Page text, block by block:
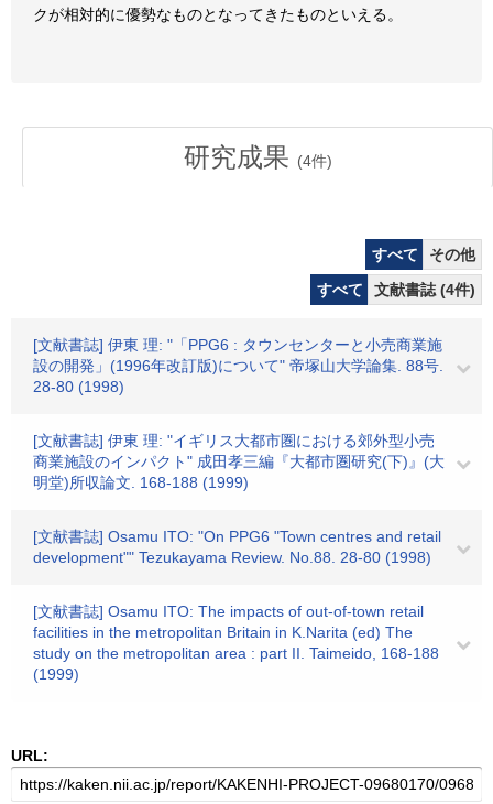
クが相対的に優勢なものとなってきたものといえる。
研究成果 (4件)
すべて
その他
すべて
文献書誌 (4件)
[文献書誌] 伊東 理: "「PPG6 : タウンセンターと小売商業施
設の開発」(1996年改訂版)について" 帝塚山大学論集. 88号.
28-80 (1998)
[文献書誌] 伊東 理: "イギリス大都市圏における郊外型小売
商業施設のインパクト" 成田孝三編『大都市圏研究(下)』(大
明堂)所収論文. 168-188 (1999)
[文献書誌] Osamu ITO: "On PPG6 "Town centres and retail
development"" Tezukayama Review. No.88. 28-80 (1998)
[文献書誌] Osamu ITO: The impacts of out-of-town retail
facilities in the metropolitan Britain in K.Narita (ed) The
study on the metropolitan area : part II. Taimeido, 168-188
(1999)
URL: